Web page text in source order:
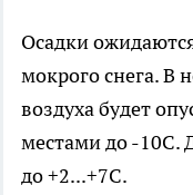
Осадки
мокрого снега. В
воздуха будет
местами до -10С.
до +2...+7С.